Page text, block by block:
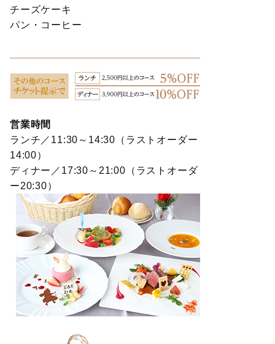
チーズケーキ
パン・コーヒー
営業時間
ランチ／11:30～14:30（ラストオーダー
14:00）
ディナー／17:30～21:00（ラストオーダ
ー20:30）